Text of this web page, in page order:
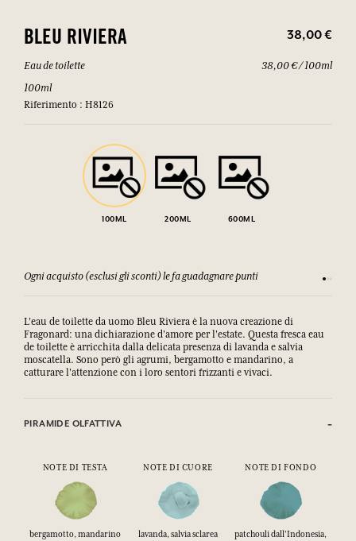
BLEU RIVIERA 38,00 €
Eau de toilette
100ml
Riferimento : H8126
38,00 € / 100ml
100ML 200ML 600ML
Ogni acquisto (esclusi gli sconti) le fa guadagnare punti
L'eau de toilette da uomo Bleu Riviera è la nuova creazione di
Fragonard: una dichiarazione d'amore per l'estate. Questa fresca eau
de toilette è arricchita dalla delicata presenza di lavanda e salvia
moscatella. Sono però gli agrumi, bergamotto e mandarino, a
catturare l'attenzione con i loro sentori frizzanti e vivaci.
PIRAMIDE OLFATTIVA
NOTE DI TESTA NOTE DI CUORE NOTE DI FONDO
bergamotto, mandarino
lavanda, salvia sclarea
patchouli dall'Indonesia,